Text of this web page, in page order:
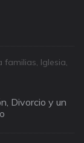
familias, Iglesia,
Divorcio y un